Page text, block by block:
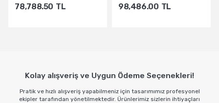
78,788.50 TL 98,486.00 TL
Kolay alışveriş ve Uygun Ödeme Seçenekleri!
Pratik ve hızlı alışveriş yapabilmeniz için tasarımımız profesyonel
ekipler tarafından yönetilmektedir. Ürünlerimiz sizlerin ihtiyaçları